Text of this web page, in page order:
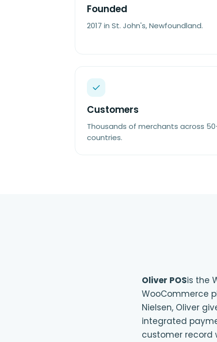
Founded
2017 in St. John's, Newfoundland.
Customers
Thousands of merchants across
countries.
Oliver POSis the
WooCommerce
Nielsen, Oliver
integrated
customer record